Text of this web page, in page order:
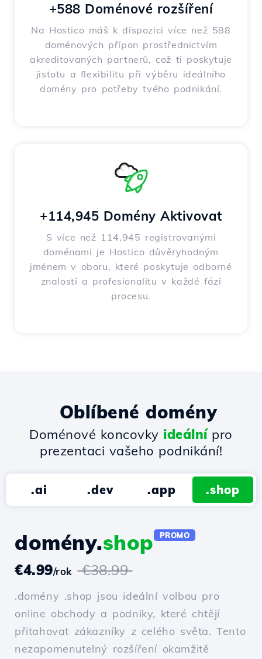
+588 Doménové rozšíření
Na Hostico máš k dispozici více než 588
doménových přípon prostřednictvím
akreditovaných partnerů, což ti poskytuje
jistotu a flexibilitu při výběru ideálního
domény pro potřeby tvého podnikání.
+114,945 Domény Aktivovat
S více než 114,945 registrovanými
doménami je Hostico důvěryhodným
jménem v oboru, které poskytuje odborné
znalosti a profesionalitu v každé fázi
procesu.
Oblíbené domény
Doménové koncovky ideálnípro
prezentaci vašeho podnikání!
.ai .dev .app .shop
domény.shop PROMO
€4.99/rok €38.99
.domény .shop jsou ideální volbou pro
online obchody a podniky, které chtějí
přitahovat zákazníky z celého světa. Tento
nezapomenutelný rozšíření okamžitě